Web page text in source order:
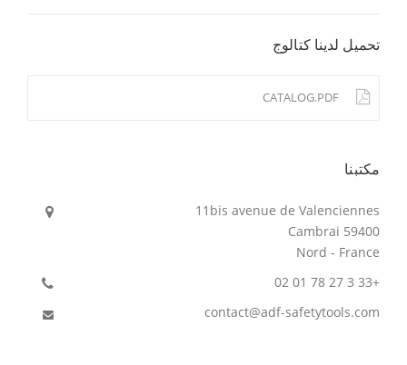
تحميل لدينا كتالوج
CATALOG.PDF
مكتبنا
11bis avenue de Valenciennes
59400 Cambrai
Nord - France
+33 3 27 78 01 02
contact@adf-safetytools.com